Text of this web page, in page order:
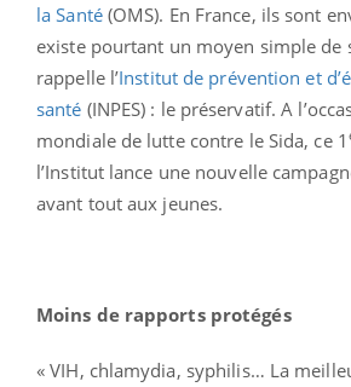
la Santé(OMS). En France, ils sont
existe pourtant un moyen simple de
rappelle l’Institut de prévention et
santé (INPES) : le préservatif. A
mondiale de lutte contre le Sida, ce 1
l’Institut lance une nouvelle
avant tout aux jeunes.
Moins de rapports protégés
« VIH, chlamydia, syphilis… La